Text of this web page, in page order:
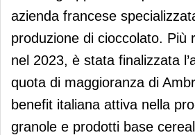
azienda francese
produzione di cioccolato. Più
nel 2023, è stata finalizzata
quota di maggioranza di
benefit italiana attiva nella
granole e prodotti base